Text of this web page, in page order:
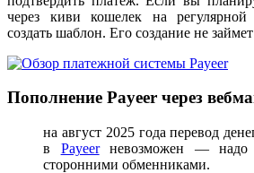
через киви кошелек на
создать шаблон. Его создание не
Пополнение Payeer через
на август 2025 года перевод
в Payeerневозможен — надо
сторонними обменниками.